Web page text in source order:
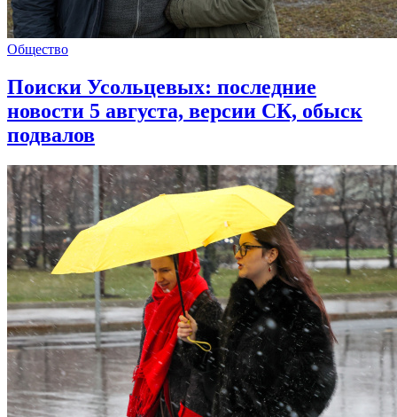
Общество
Поиски Усольцевых: последние
новости 5 августа, версии СК, обыск
подвалов